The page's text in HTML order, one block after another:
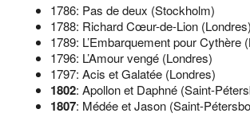
1786: Pas de deux (Stockholm)
1788: Richard Cœur-de-Lion (Londres)
1789: L’Embarquement pour Cythère
1796: L’Amour vengé (Londres)
1797: Acis et Galatée (Londres)
1802: Apollon et Daphné (Saint-
1807: Médée et Jason (Saint-